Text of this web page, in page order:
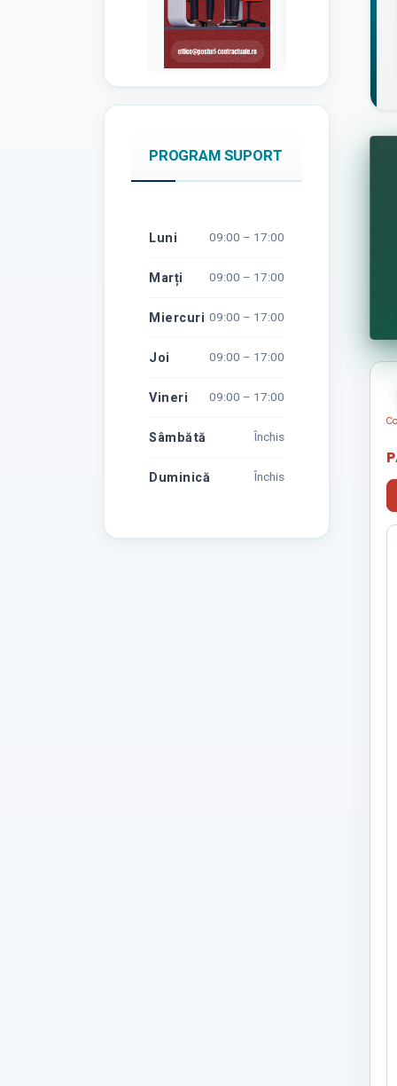
PROGRAM SUPORT
Luni 09:00 – 17:00
Marți 09:00 – 17:00
Miercuri 09:00 – 17:00
Joi 09:00 – 17:00
Vineri 09:00 – 17:00
Sâmbătă Închis
Duminică Închis